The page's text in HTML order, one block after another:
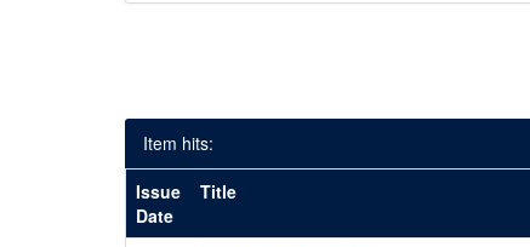
Item hits:
Issue
Date
Title